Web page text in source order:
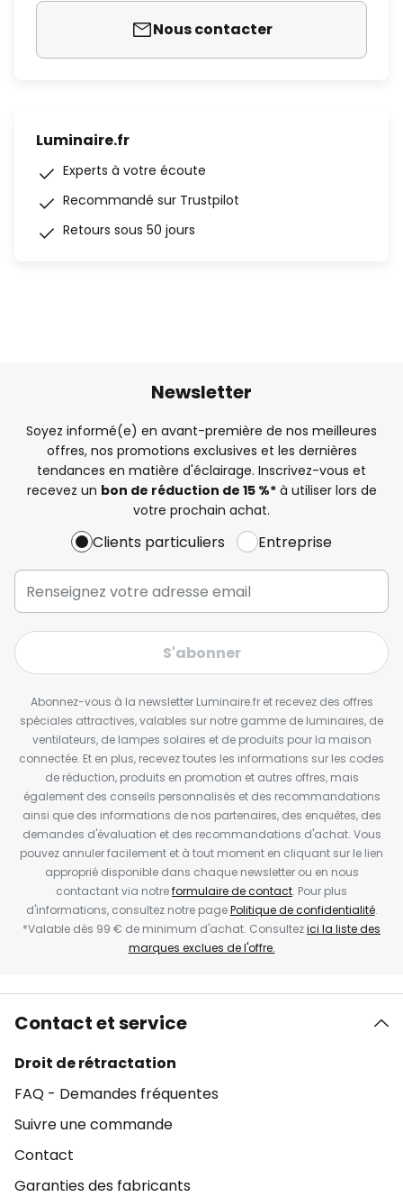
Nous contacter
Luminaire.fr
Experts à votre écoute
Recommandé sur Trustpilot
Retours sous 50 jours
Newsletter
Soyez informé(e) en avant-première de nos meilleures
offres, nos promotions exclusives et les dernières
tendances en matière d'éclairage. Inscrivez-vous et
recevez un bon de réduction de 15 %*à utiliser lors de
votre prochain achat.
Clients particuliers Entreprise
S'abonner
Abonnez-vous à la newsletter Luminaire.fr et recevez des offres
spéciales attractives, valables sur notre gamme de luminaires, de
ventilateurs, de lampes solaires et de produits pour la maison
connectée. Et en plus, recevez toutes les informations sur les codes
de réduction, produits en promotion et autres offres, mais
également des conseils personnalisés et des recommandations
ainsi que des informations de nos partenaires, des enquêtes, des
demandes d'évaluation et des recommandations d'achat. Vous
pouvez annuler facilement et à tout moment en cliquant sur le lien
approprié disponible dans chaque newsletter ou en nous
contactant via notreformulaire de contact. Pour plus
d'informations, consultez notre pagePolitique de confidentialité.
*Valable dès 99 € de minimum d'achat. Consultezici la liste des
marques exclues de l'offre.
Contact et service
Droit de rétractation
FAQ - Demandes fréquentes
Suivre une commande
Contact
Garanties des fabricants